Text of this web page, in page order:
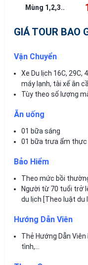
Mùng 1,2,3..
GIÁ TOUR BAO
Vận Chuyển
Xe Du lịch 16C,
máy lạnh, tài xế ân
Tùy theo số lượng
Ăn uống
01 bữa sáng
01 bữa trưa ẩm thực
Bảo Hiểm
Theo mức bồi
Người từ 70 tuổi trở
du lịch [Theo luật du
Hướng Dẫn Viên
Thẻ Hướng Dẫn
tình,…